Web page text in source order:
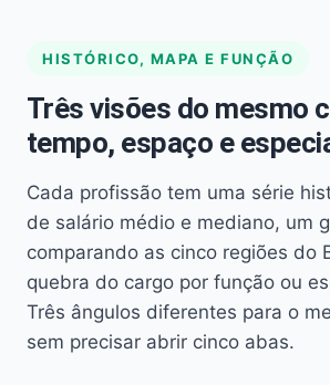
HISTÓRICO, MAPA E FUNÇÃO
Três visões do mesmo
tempo, espaço e
Cada profissão tem uma série
de salário médio e mediano, um
comparando as cinco regiões do
quebra do cargo por função ou
Três ângulos diferentes para o
sem precisar abrir cinco abas.